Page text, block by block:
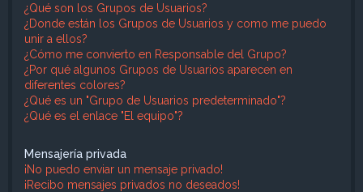
¿Qué son los Grupos de Usuarios?
¿Donde están los Grupos de Usuarios y como me puedo
unir a ellos?
¿Cómo me convierto en Responsable del Grupo?
¿Por qué algunos Grupos de Usuarios aparecen en
diferentes colores?
¿Qué es un "Grupo de Usuarios predeterminado"?
¿Qué es el enlace "El equipo"?
Mensajería privada
¡No puedo enviar un mensaje privado!
¡Recibo mensajes privados no deseados!